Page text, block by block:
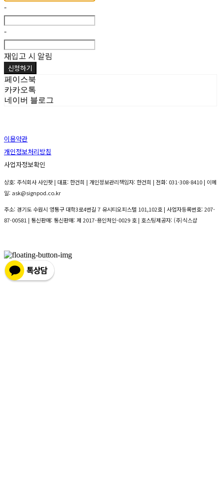
-
-
재입고 시 알림
신청하기
페이스북
카카오톡
네이버 블로그
이용약관
개인정보처리방침
사업자정보확인
상호: 주식회사 사인팟 | 대표: 한건희 | 개인정보관리책임자: 한건희 | 전화: 031-308-8410 | 이메
일: ask@signpod.co.kr
주소: 경기도 수원시 영통구 대학3로4번길 7 유시티오피스텔 101,102호 | 사업자등록번호:207-
87-00581 | 통신판매: 통신판매: 제 2017-용인처인-0029 호 | 호스팅제공자: (주)식스샵